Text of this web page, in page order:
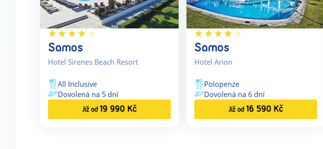
Samos
Hotel Sirenes Beach Resort
All Inclusive
Dovolená na 5 dní
Již od 19 990 Kč
Samos
Hotel Arion
Polopenze
Dovolená na 6 dní
Již od 16 590 Kč